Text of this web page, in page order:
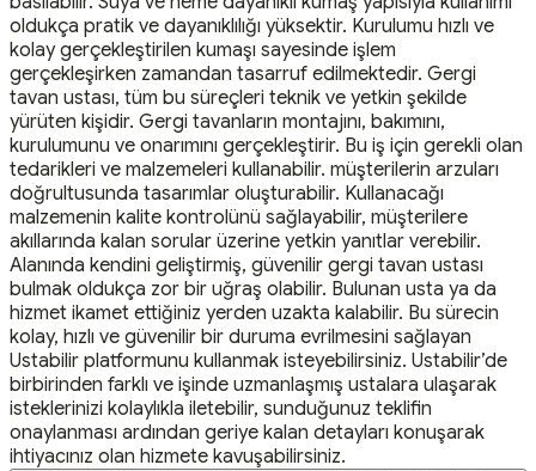
oldukça pratik ve dayanıklılığı yüksektir. Kurulumu hızlı ve
kolay gerçekleştirilen kumaşı sayesinde işlem
gerçekleşirken zamandan tasarruf edilmektedir. Gergi
tavan ustası, tüm bu süreçleri teknik ve yetkin şekilde
yürüten kişidir. Gergi tavanların montajını, bakımını,
kurulumunu ve onarımını gerçekleştirir. Bu iş için gerekli olan
tedarikleri ve malzemeleri kullanabilir. müşterilerin arzuları
doğrultusunda tasarımlar oluşturabilir. Kullanacağı
malzemenin kalite kontrolünü sağlayabilir, müşterilere
akıllarında kalan sorular üzerine yetkin yanıtlar verebilir.
Alanında kendini geliştirmiş, güvenilir gergi tavan ustası
bulmak oldukça zor bir uğraş olabilir. Bulunan usta ya da
hizmet ikamet ettiğiniz yerden uzakta kalabilir. Bu sürecin
kolay, hızlı ve güvenilir bir duruma evrilmesini sağlayan
Ustabilir platformunu kullanmak isteyebilirsiniz. Ustabilir’de
birbirinden farklı ve işinde uzmanlaşmış ustalara ulaşarak
isteklerinizi kolaylıkla iletebilir, sunduğunuz teklifin
onaylanması ardından geriye kalan detayları konuşarak
ihtiyacınız olan hizmete kavuşabilirsiniz.